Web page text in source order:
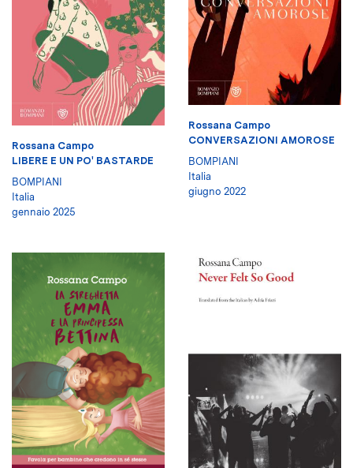
Rossana Campo
LIBERE E UN PO' BASTARDE
BOMPIANI
Italia
gennaio 2025
Rossana Campo
CONVERSAZIONI AMOROSE
BOMPIANI
Italia
giugno 2022